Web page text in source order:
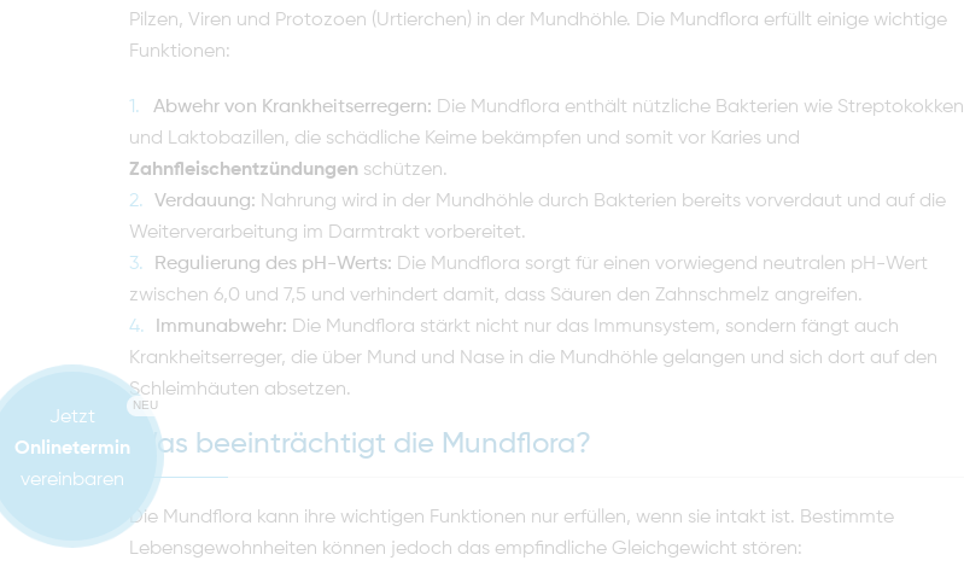
Pilzen, Viren und Protozoen (Urtierchen) in der Mundhöhle. Die Mundflora erfüllt einige wichtige
Funktionen:
Abwehr von Krankheitserregern: Die Mundflora enthält nützliche Bakterien wie Streptokokken
und Laktobazillen, die schädliche Keime bekämpfen und somit vor Karies und
Zahnfleischentzündungen schützen.
Verdauung: Nahrung wird in der Mundhöhle durch Bakterien bereits vorverdaut und auf die
Weiterverarbeitung im Darmtrakt vorbereitet.
Regulierung des pH-Werts: Die Mundflora sorgt für einen vorwiegend neutralen pH-Wert
zwischen 6,0 und 7,5 und verhindert damit, dass Säuren den Zahnschmelz angreifen.
Immunabwehr: Die Mundflora stärkt nicht nur das Immunsystem, sondern fängt auch
Krankheitserreger, die über Mund und Nase in die Mundhöhle gelangen und sich dort auf den
Schleimhäuten absetzen.
Was beeinträchtigt die Mundflora?
Die Mundflora kann ihre wichtigen Funktionen nur erfüllen, wenn sie intakt ist. Bestimmte
Lebensgewohnheiten können jedoch das empfindliche Gleichgewicht stören:
NEU
Jetzt
Onlinetermin
vereinbaren